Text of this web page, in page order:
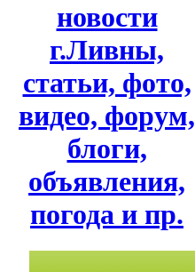
новости
г.Ливны,
статьи, фото,
видео, форум,
блоги,
объявления,
погода и пр.